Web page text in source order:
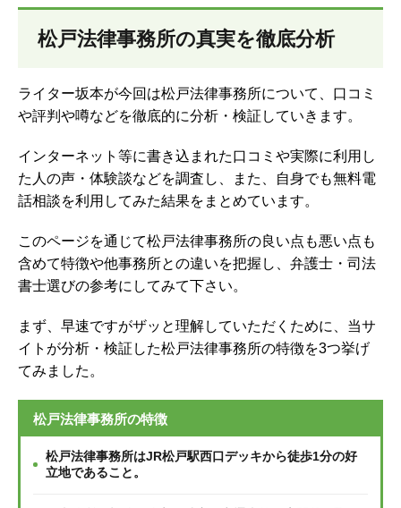
松戸法律事務所の真実を徹底分析
ライター坂本が今回は松戸法律事務所について、口コミ
や評判や噂などを徹底的に分析・検証していきます。
インターネット等に書き込まれた口コミや実際に利用し
た人の声・体験談などを調査し、また、自身でも無料電
話相談を利用してみた結果をまとめています。
このページを通じて松戸法律事務所の良い点も悪い点も
含めて特徴や他事務所との違いを把握し、弁護士・司法
書士選びの参考にしてみて下さい。
まず、早速ですがザッと理解していただくために、当サ
イトが分析・検証した松戸法律事務所の特徴を3つ挙げ
てみました。
松戸法律事務所の特徴
松戸法律事務所はJR松戸駅西口デッキから徒歩1分の好
立地であること。